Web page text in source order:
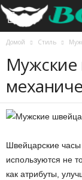
Домой Стиль
Мужские
Швейцарские
используются не
как атрибуты,